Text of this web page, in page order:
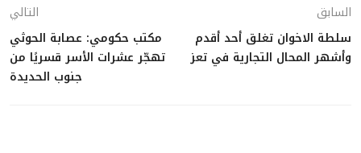
السابق
سلطة الاخوان تغلق أحد أقدم
وأشهر المحال التجارية في تعز
التالي
مكتب حكومي: عصابة الحوثي
تهجّر عشرات الأسر قسريًا من
جنوب الحديدة